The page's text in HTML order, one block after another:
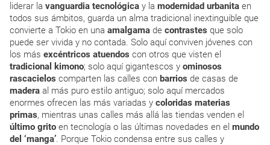
liderar la vanguardia tecnológica y la modernidad urbanita en
todos sus ámbitos, guarda un alma tradicional inextinguible que
convierte a Tokio en una amalgama de contrastes que solo
puede ser vivida y no contada. Solo aquí conviven jóvenes con
los más excéntricos atuendos con otros que visten el
tradicional
kimono; solo aquí gigantescos y ominosos
rascacielos comparten las calles con barrios de casas de
madera al más puro estilo antiguo; solo aquí mercados
enormes ofrecen las más variadas y coloridas materias
primas, mientras unas calles más allá las tiendas venden el
último grito en tecnología o las últimas novedades en el mundo
del ‘manga’. Porque Tokio condensa entre sus calles y